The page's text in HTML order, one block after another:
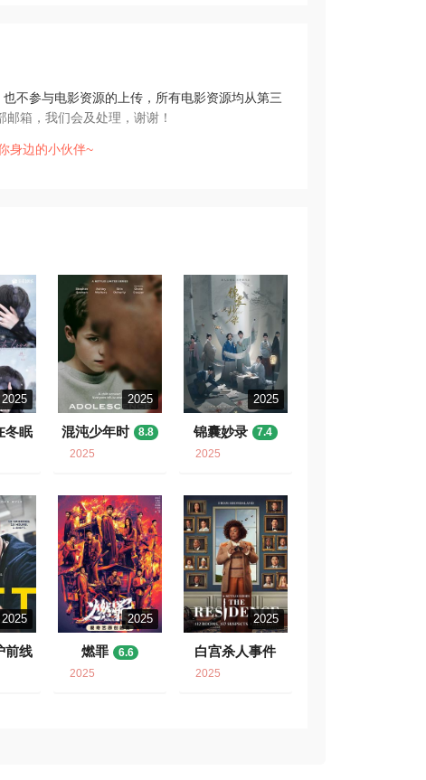
不参与电影资源的上传，所有电影资源均从第三
箱，我们会及处理，谢谢！
身边的小伙伴~
2025
冬眠
2025
混沌少年时
8.8
2025
2025
锦囊妙录
7.4
2025
2025
前线
2025
燃罪
6.6
2025
2025
白宫杀人事件
2025